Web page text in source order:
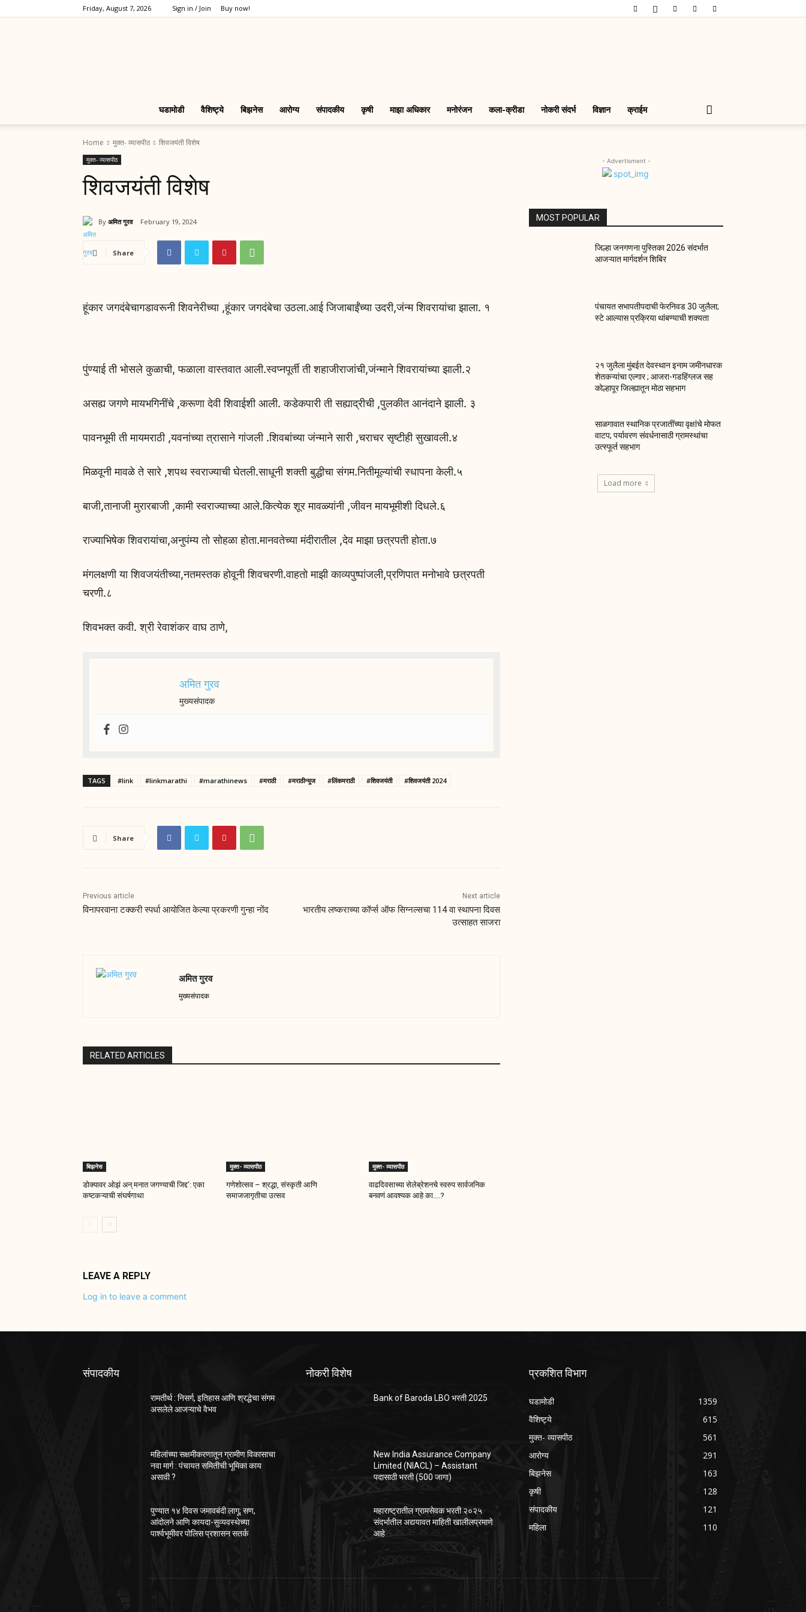
Friday, August 7, 2026 Sign in / Join Buy now!
घडामोडी वैशिष्ट्ये बिझनेस आरोग्य संपादकीय कृषी माझा अधिकार मनोरंजन कला-क्रीडा नोकरी संदर्भ विज्ञान क्राईम
Home मुक्त- व्यासपीठ शिवजयंती विशेष
मुक्त- व्यासपीठ
शिवजयंती विशेष
By अमित गुरव February 19, 2024
Share
हूंकार जगदंबेचागडावरूनी शिवनेरीच्या ,हूंकार जगदंबेचा उठला.आई जिजाबाईंंच्या उदरी,जंन्म शिवरायांचा झाला. १
पुंण्याई ती भोसले कुळाची, फळाला‌ वास्तवात आली.स्वप्नपूर्ती ती शहाजीराजांची,जंन्माने शिवरायांच्या झाली.२
असह्य जगणे मायभगिनींचे ,करूणा देवी शिवाईशी आली. कडेकपारी ती सह्याद्रीची ,पुलकीत‌ आनंदाने झाली. ३
पावनभूमी ती मायमराठी ,‌‌यवनांच्या त्रासाने गांजली .शिवबांच्या जंन्माने सारी ,चराचर सृष्टी‌ही सुखावली.४
मिळवूनी मावळे ते सारे ,शपथ स्वराज्याची घेतली.साधूनी शक्ती बुद्धीचा संगम.नितीमूल्यांची स्धापना केली.५
बाजी,तानाजी मुरारबाजी ,कामी स्वराज्याच्या आले.कित्येक शूर मावळ्यांनी ,जीवन मायभूमीशी दिधले.६
राज्याभिषेक शिवरायांचा,अनुपंम्य तो सोहळा होता.मानवतेच्या मंदीरातील‌ ,देव माझा छत्रपती‌ होता.७
मंगलक्षणी या शिवजयंतीच्या,नतमस्तक होवूनी शिवचरणी.वाहतो माझी काव्यपुष्पांजली,प्रणिपात मनोभावे छत्रपती
चरणी.८
शिवभक्त कवी. श्री रेवाशंकर वाघ ठाणे,
अमित गुरव
मुख्यसंपादक
TAGS #link #linkmarathi #marathinews #मराठी #मराठीन्यूज #लिंकमराठी #शिवजयंती #शिवजयंती 2024
Share
Previous article
विनापरवाना टक्करी स्पर्धा आयोजित केल्या प्रकरणी गुन्हा नोंद
Next article
भारतीय लष्कराच्या कॉर्प्स ऑफ सिग्नल्सचा 114 वा स्थापना दिवस
उत्साहत साजरा
अमित गुरव
मुख्यसंपादक
RELATED ARTICLES
बिझनेस
डोक्यावर ओझं अन् मनात जगण्याची जिद्द’: एका
कष्टकऱ्याची संघर्षगाथा
मुक्त- व्यासपीठ
गणेशोत्सव – श्रद्धा, संस्कृती आणि
समाजजागृतीचा उत्सव
मुक्त- व्यासपीठ
वाढदिवसाच्या सेलेब्रेशनचे स्वरुप सार्वजनिक
बनवणं आवश्यक आहे का….?
LEAVE A REPLY
Log in to leave a comment
- Advertisment -
MOST POPULAR
जिल्हा जनगणना पुस्तिका 2026 संदर्भात
आजऱ्यात मार्गदर्शन शिबिर
पंचायत सभापतीपदाची फेरनिवड 30 जुलैला;
स्टे आल्यास प्रक्रिया थांबण्याची शक्यता
२१ जुलैला मुंबईत देवस्थान इनाम जमीनधारक
शेतकऱ्यांचा एल्गार ; आजरा-गडहिंग्लज सह
कोल्हापूर जिल्ह्यातून मोठा सहभाग
साळगावात स्थानिक प्रजातींच्या वृक्षांचे मोफत
वाटप; पर्यावरण संवर्धनासाठी ग्रामस्थांचा
उत्स्फूर्त सहभाग
Load more
संपादकीय
रामतीर्थ : निसर्ग, इतिहास आणि श्रद्धेचा संगम
असलेले आजऱ्याचे वैभव
महिलांच्या सक्षमीकरणातून ग्रामीण विकासाचा
नवा मार्ग : पंचायत समितीची भूमिका काय
असावी ?
पुण्यात १४ दिवस जमावबंदी लागू; सण,
आंदोलने आणि कायदा-सुव्यवस्थेच्या
पार्श्वभूमीवर पोलिस प्रशासन सतर्क
नोकरी विशेष
Bank of Baroda LBO भरती 2025
New India Assurance Company
Limited (NIACL) – Assistant
पदासाठी भरती (500 जागा)
महाराष्ट्रातील ग्रामसेवक भरती २०२५
संदर्भातील अद्ययावत माहिती खालीलप्रमाणे
आहे
प्रकशित विभाग
घडामोडी
1359
वैशिष्ट्ये
615
मुक्त- व्यासपीठ
561
आरोग्य
291
बिझनेस
163
कृषी
128
संपादकीय
121
महिला
110